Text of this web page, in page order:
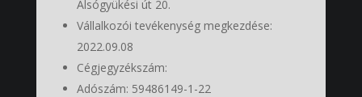
Alsógyükési út 20.
Vállalkozói tevékenység megkezdése:
2022.09.08
Cégjegyzékszám:
Adószám: 59486149-1-22